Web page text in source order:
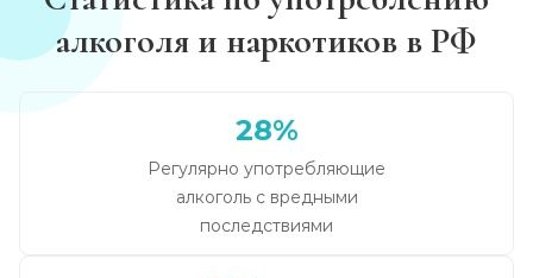
алкоголя и наркотиков в РФ
28%
Регулярно употребляющие
алкоголь с вредными
последствиями